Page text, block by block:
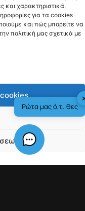
των
και στην
ή
Το νέο καθεστώς
όπου μεγάλο